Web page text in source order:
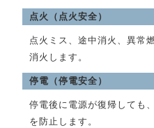
点火（点火安全）
点火ミス、途中消火、異常
消火します。
停電（停電安全）
停電後に電源が復帰しても
を防止します。